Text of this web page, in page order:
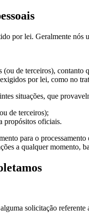
por lei. Geralmente nós
de terceiros),
por lei, como no
situações, que
de terceiros);
propósitos oficiais.
para o
a qualquer momento,
solicitação